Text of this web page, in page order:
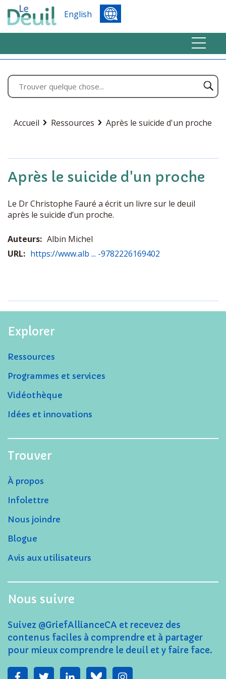
English
Accueil Ressources Après le suicide d'un proche
Après le suicide d'un proche
Le Dr Christophe Fauré a écrit un livre sur le deuil
après le suicide d’un proche.
Auteurs: Albin Michel
URL: https://www.alb ... -9782226169402
Explorer
Ressources
Programmes et services
Vidéothèque
Idées et innovations
Trouver
À propos
Infolettre
Nous joindre
Blogue
Avis aux utilisateurs
Nous suivre
Suivez @GriefAllianceCA et recevez des
contenus faciles à comprendre et à partager
pour mieux comprendre le deuil et y faire face.